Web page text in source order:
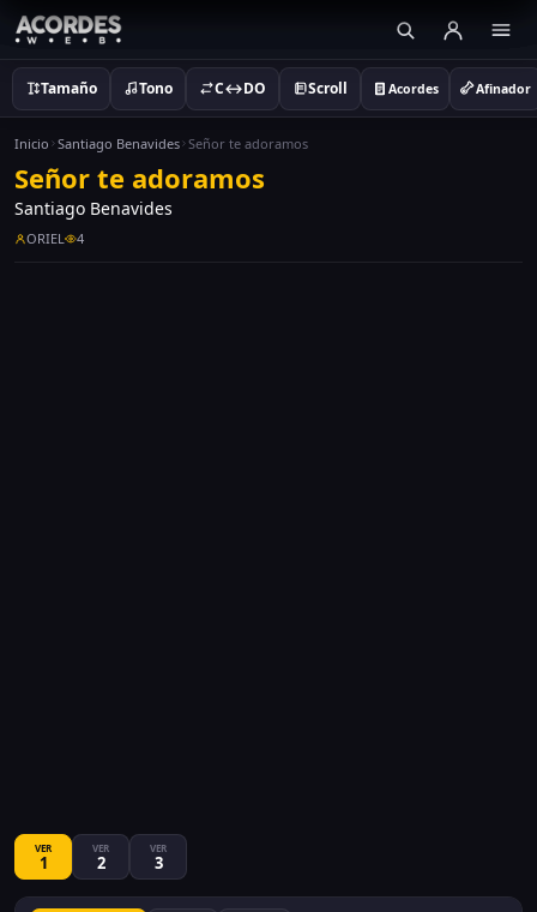
Tamaño Tono C↔DO Scroll Acordes Afinador
Inicio Santiago Benavides Señor te adoramos
Señor te adoramos
Santiago Benavides
ORIEL 4
VER
1
VER
2
VER
3